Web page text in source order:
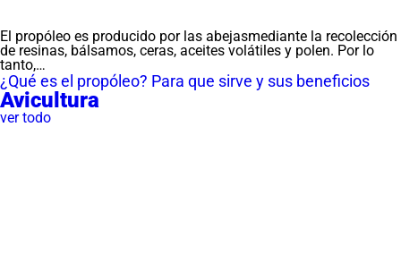
El propóleo es producido por las abejasmediante la recolección
de resinas, bálsamos, ceras, aceites volátiles y polen. Por lo
tanto,…
¿Qué es el propóleo? Para que sirve y sus beneficios
Avicultura
ver todo